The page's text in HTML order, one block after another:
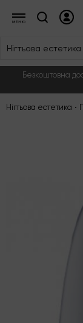
Нігтьова естетика
Безкоштовна
Нігтьова естетика